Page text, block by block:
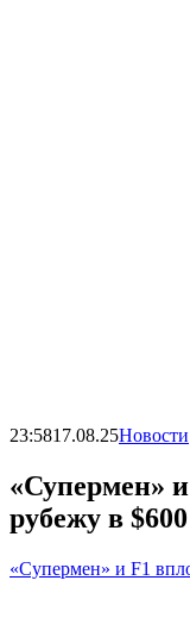
23:5817.08.25Новости
«Супермен»
рубежу в
«Супермен» и F1